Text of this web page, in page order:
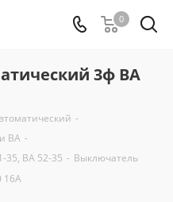
0
3ф ВА
-
ВА -
35, ВА 52-35 - Выключатель
16А